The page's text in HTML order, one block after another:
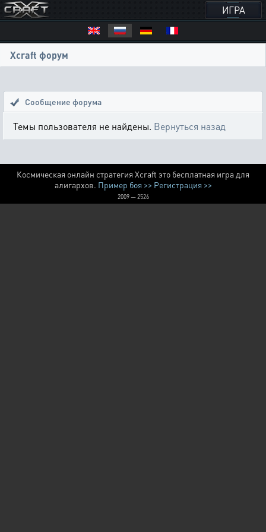
ИГРА
Xcraft форум
Сообщение форума
Темы пользователя не найдены. Вернуться назад
Космическая онлайн стратегия Xcraft это бесплатная игра для
алигархов. Пример боя >> Регистрация >>
2009 — 2526